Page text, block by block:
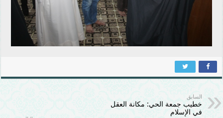
السابق
خطيب جمعة الحي: مكانة العقل
في الإسلام